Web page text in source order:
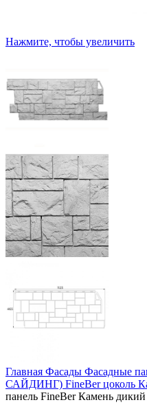
Нажмите, чтобы увеличить
Главная Фасады Фасадные
САЙДИНГ) FineBer цоколь
панель FineBer Камень